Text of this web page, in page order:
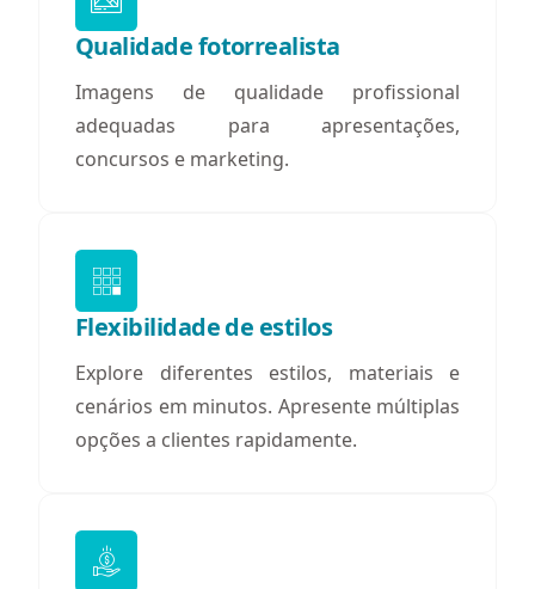
Qualidade fotorrealista
Imagens de qualidade profissional
adequadas para apresentações,
concursos e marketing.
Flexibilidade de estilos
Explore diferentes estilos, materiais e
cenários em minutos. Apresente múltiplas
opções a clientes rapidamente.